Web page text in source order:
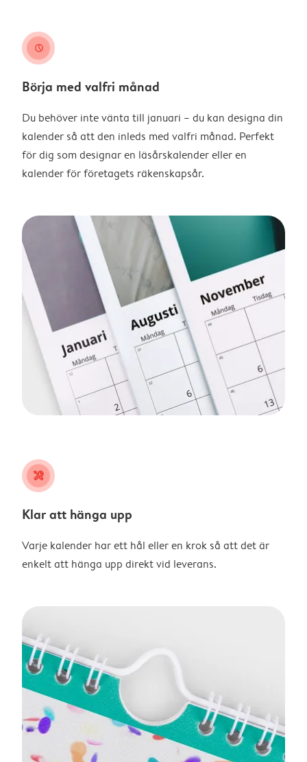
clock
Börja med valfri månad
Du behöver inte vänta till januari – du kan designa din
kalender så att den inleds med valfri månad. Perfekt
för dig som designar en läsårskalender eller en
kalender för företagets räkenskapsår.
tools
Klar att hänga upp
Varje kalender har ett hål eller en krok så att det är
enkelt att hänga upp direkt vid leverans.